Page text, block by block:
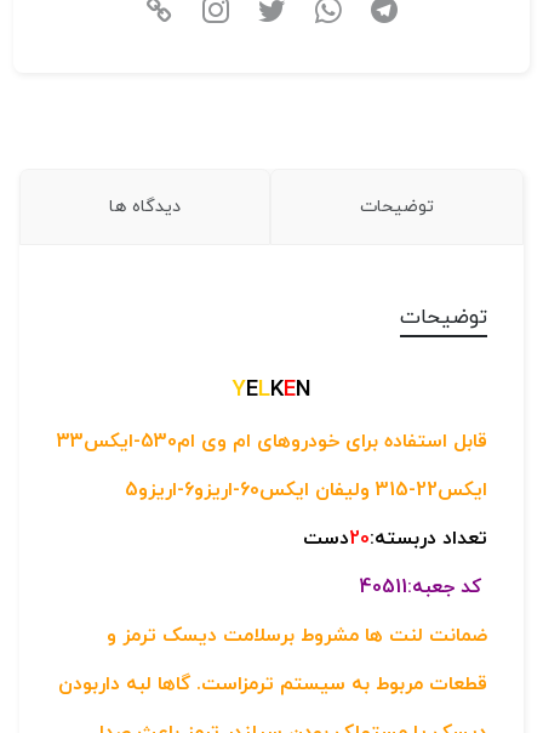
توضیحات دیدگاه ها
توضیحات
YELKEN
قابل استفاده برای خودروهای ام وی ام530-ایکس33
ایکس22-315 ولیفان ایکس60-اریزو6-اریزو5
تعداد دربسته:20دست
کد جعبه:40511
ضمانت لنت ها مشروط برسلامت دیسک ترمز و
قطعات مربوط به سیستم ترمزاست. گاها لبه داربودن